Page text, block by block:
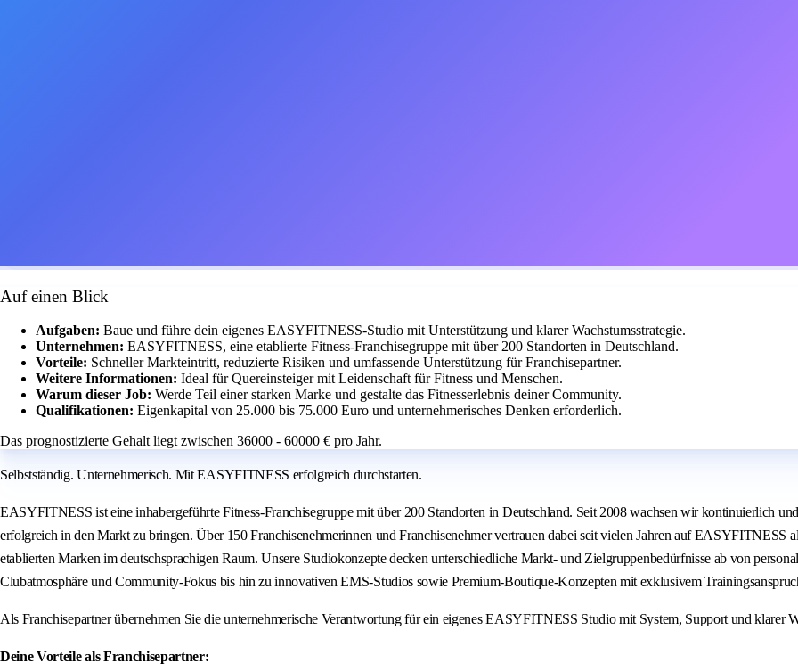
Auf einen Blick
Aufgaben: Baue und führe dein eigenes EASYFITNESS-Studio mit Unterstützung und klarer Wachstumsstrategie.
Unternehmen: EASYFITNESS, eine etablierte Fitness-Franchisegruppe mit über 200 Standorten in Deutschland.
Vorteile: Schneller Markteintritt, reduzierte Risiken und umfassende Unterstützung für Franchisepartner.
Weitere Informationen: Ideal für Quereinsteiger mit Leidenschaft für Fitness und Menschen.
Warum dieser Job: Werde Teil einer starken Marke und gestalte das Fitnesserlebnis deiner Community.
Qualifikationen: Eigenkapital von 25.000 bis 75.000 Euro und unternehmerisches Denken erforderlich.
Das prognostizierte Gehalt liegt zwischen 36000 - 60000 € pro Jahr.
Selbstständig. Unternehmerisch. Mit EASYFITNESS erfolgreich durchstarten.
EASYFITNESS ist eine inhabergeführte Fitness-Franchisegruppe mit über 200 Standorten in Deutschland. Seit 2008 wachsen wir kontinuierlich
erfolgreich in den Markt zu bringen. Über 150 Franchisenehmerinnen und Franchisenehmer vertrauen dabei seit vielen Jahren auf EASYFITNESS
etablierten Marken im deutschsprachigen Raum. Unsere Studiokonzepte decken unterschiedliche Markt- und Zielgruppenbedürfnisse ab von
Clubatmosphäre und Community-Fokus bis hin zu innovativen EMS-Studios sowie Premium-Boutique-Konzepten mit exklusivem
Als Franchisepartner übernehmen Sie die unternehmerische Verantwortung für ein eigenes EASYFITNESS Studio mit System, Support und klarer
Deine Vorteile als Franchisepartner: